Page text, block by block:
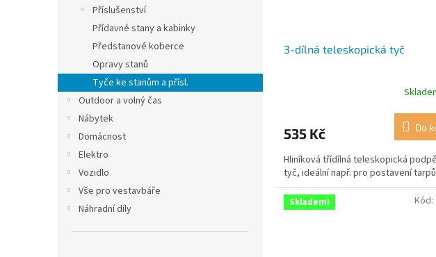
Příslušenství
Přídavné stany a kabinky
Předstanové koberce
Opravy stanů
Tyče ke stanům a přísl.
Outdoor a volný čas
Nábytek
Domácnost
Elektro
Vozidlo
Vše pro vestavbáře
Náhradní díly
3-dílná teleskopická tyč
535 Kč Do
Hliníková třídílná teleskopická
tyč, ideální např. pro postavení
Skladem! Kód: